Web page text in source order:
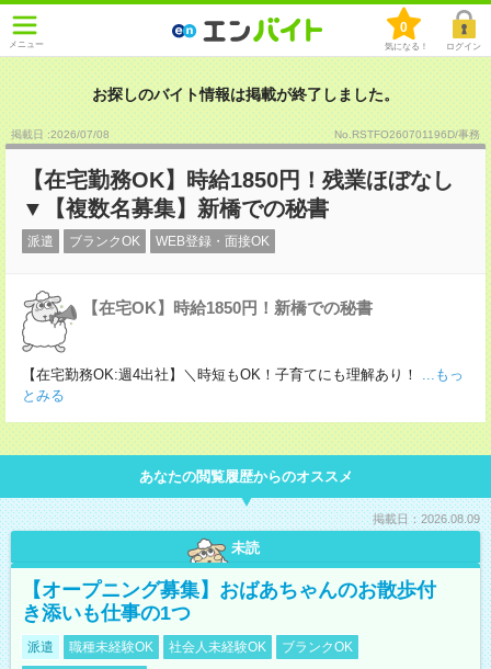
メニュー
0
気になる！ ログイン
お探しのバイト情報は掲載が終了しました。
掲載日 :2026/07/08 No.RSTFO260701196D/事務
【在宅勤務OK】時給1850円！残業ほぼなし
▼【複数名募集】新橋での秘書
派遣 ブランクOK WEB登録・面接OK
【在宅OK】時給1850円！新橋での秘書
【在宅勤務OK:週4出社】＼時短もOK！子育てにも理解あり！
...もっ
とみる
あなたの閲覧履歴からのオススメ
掲載日：2026.08.09
未読
【オープニング募集】おばあちゃんのお散歩付
き添いも仕事の1つ
派遣 職種未経験OK 社会人未経験OK
ブランクOK